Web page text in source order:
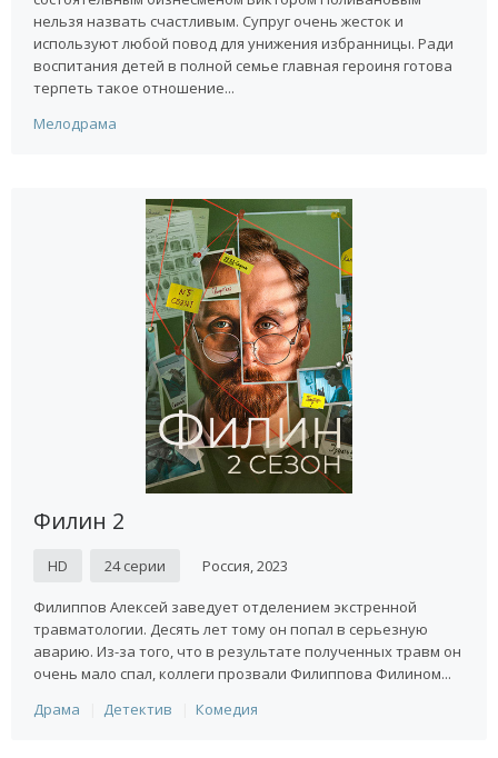
нельзя назвать счастливым. Супруг очень жесток и
используют любой повод для унижения избранницы. Ради
воспитания детей в полной семье главная героиня готова
терпеть такое отношение...
Мелодрама
Филин 2
HD 24 серии Россия, 2023
Филиппов Алексей заведует отделением экстренной
травматологии. Десять лет тому он попал в серьезную
аварию. Из-за того, что в результате полученных травм он
очень мало спал, коллеги прозвали Филиппова Филином...
Драма
Детектив Комедия